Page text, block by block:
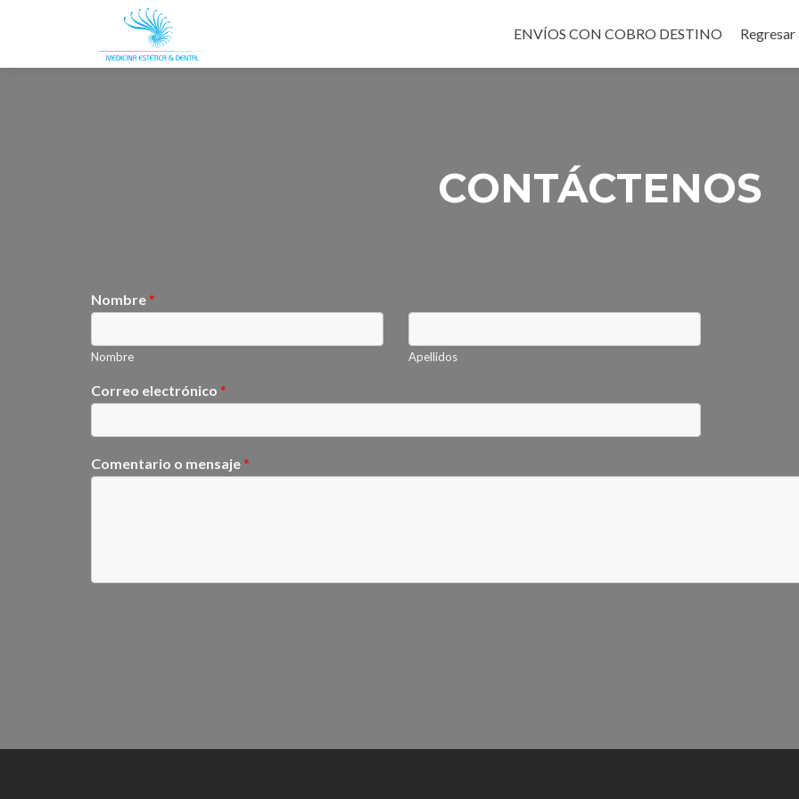
ENVÍOS CON COBRO DESTINO Regresar
CONTÁCTENOS
Nombre *
Nombre Apellidos
Correo electrónico *
Comentario o mensaje *